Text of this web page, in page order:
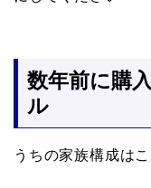
数年前に購
ル
うちの家族構成は